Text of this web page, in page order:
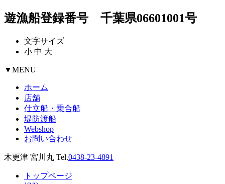
遊漁船登録番号 千葉県06601001号
文字サイズ
小 中 大
▼MENU
ホーム
店舗
仕立船・乗合船
堤防渡船
Webshop
お問い合わせ
木更津 宮川丸 Tel.0438-23-4891
トップページ